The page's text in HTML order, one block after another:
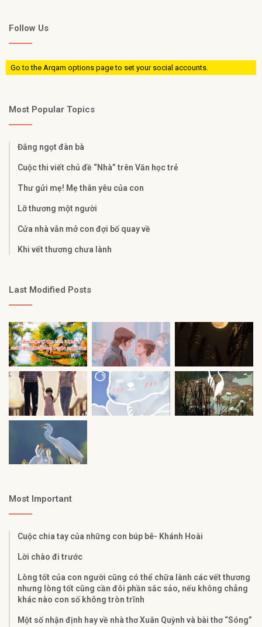
Follow Us
Go to the Arqam options page to set your social accounts.
Most Popular Topics
Đắng ngọt đàn bà
Cuộc thi viết chủ đề “Nhà” trên Văn học trẻ
Thư gửi mẹ! Mẹ thân yêu của con
Lỡ thương một người
Cửa nhà vẫn mở con đợi bố quay về
Khi vết thương chưa lành
Last Modified Posts
Most Important
Cuộc chia tay của những con búp bê- Khánh Hoài
Lời chào đi trước
Lòng tốt của con người cũng có thể chữa lành các vết thương
nhưng lòng tốt cũng cần đôi phần sắc sảo, nếu không chẳng
khác nào con số không tròn trĩnh
Một số nhận định hay về nhà thơ Xuân Quỳnh và bài thơ “Sóng”